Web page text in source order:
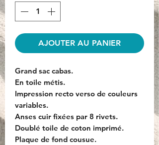
AJOUTER AU PANIER
Grand sac cabas.
En toile métis.
Impression recto verso de couleurs
variables.
Anses cuir fixées par 8 rivets.
Doublé toile de coton imprimé.
Plaque de fond cousue.